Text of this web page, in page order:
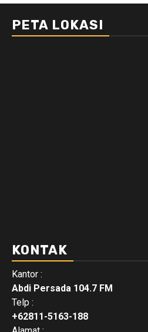
PETA LOKASI
KONTAK
Kantor :
Abdi Persada 104.7 FM
Telp :
+62811-5163-188